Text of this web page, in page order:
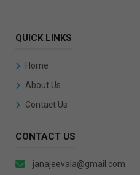
QUICK LINKS
Home
About Us
Contact Us
CONTACT US
janajeevala@gmail.com